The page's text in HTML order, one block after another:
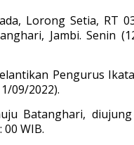
Lorong Setia, RT
Jambi. Senin
Pengurus
09/2022).
Batanghari,
WIB.